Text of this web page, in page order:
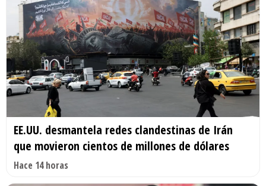
EE.UU. desmantela redes clandestinas de Irán
que movieron cientos de millones de dólares
Hace 14 horas